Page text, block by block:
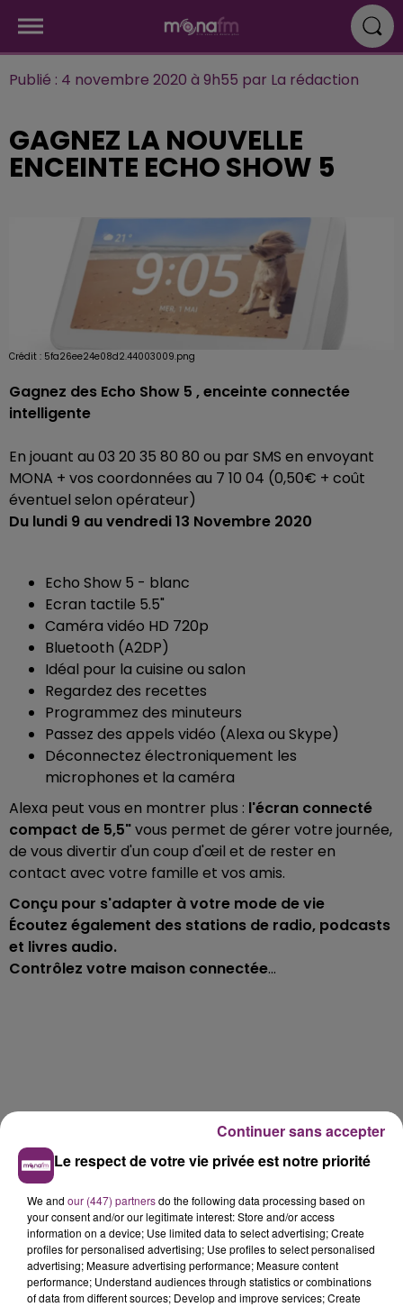
Publié : 4 novembre 2020 à 9h55 par La rédaction
GAGNEZ LA NOUVELLE
ENCEINTE ECHO SHOW 5
Crédit : 5fa26ee24e08d2.44003009.png
Gagnez des Echo Show 5 , enceinte connectée
intelligente
En jouant au 03 20 35 80 80 ou par SMS en envoyant
MONA + vos coordonnées au 7 10 04 (0,50€ + coût
éventuel selon opérateur)
Du lundi 9 au vendredi 13 Novembre 2020
Echo Show 5 - blanc
Ecran tactile 5.5"
Caméra vidéo HD 720p
Bluetooth (A2DP)
Idéal pour la cuisine ou salon
Regardez des recettes
Programmez des minuteurs
Passez des appels vidéo (Alexa ou Skype)
Déconnectez électroniquement les
microphones et la caméra
Alexa peut vous en montrer plus : l'écran connecté
compact de 5,5"vous permet de gérer votre journée,
de vous divertir d'un coup d'œil et de rester en
contact avec votre famille et vos amis.
Conçu pour s'adapter à votre mode de vie
Écoutez également des stations de radio, podcasts
et livres audio.
Contrôlez votre maison connectée...
Le respect de votre vie privée est notre priorité
We and our (447) partnersdo the following data processing based on
your consent and/or our legitimate interest: Store and/or access
information on a device; Use limited data to select advertising; Create
profiles for personalised advertising; Use profiles to select personalised
advertising; Measure advertising performance; Measure content
performance; Understand audiences through statistics or combinations
of data from different sources; Develop and improve services; Create
Continuer sans accepter